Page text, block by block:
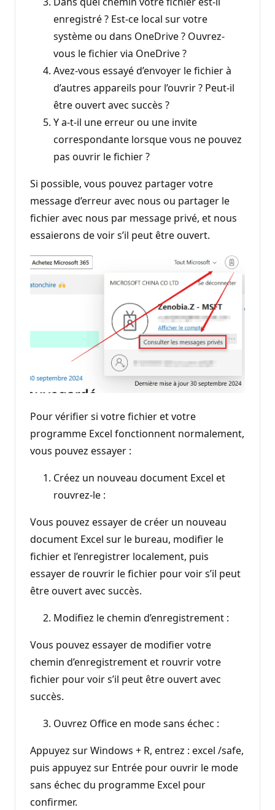
enregistré ? Est-ce local sur votre
système ou dans OneDrive ? Ouvrez-
vous le fichier via OneDrive ?
Avez-vous essayé d’envoyer le fichier à
d’autres appareils pour l’ouvrir ? Peut-il
être ouvert avec succès ?
Y a-t-il une erreur ou une invite
correspondante lorsque vous ne pouvez
pas ouvrir le fichier ?
Si possible, vous pouvez partager votre
message d’erreur avec nous ou partager le
fichier avec nous par message privé, et nous
essaierons de voir s’il peut être ouvert.
Pour vérifier si votre fichier et votre
programme Excel fonctionnent normalement,
vous pouvez essayer :
Créez un nouveau document Excel et
rouvrez-le :
Vous pouvez essayer de créer un nouveau
document Excel sur le bureau, modifier le
fichier et l’enregistrer localement, puis
essayer de rouvrir le fichier pour voir s’il peut
être ouvert avec succès.
Modifiez le chemin d’enregistrement :
Vous pouvez essayer de modifier votre
chemin d’enregistrement et rouvrir votre
fichier pour voir s’il peut être ouvert avec
succès.
Ouvrez Office en mode sans échec :
Appuyez sur Windows + R, entrez : excel /safe,
puis appuyez sur Entrée pour ouvrir le mode
sans échec du programme Excel pour
confirmer.